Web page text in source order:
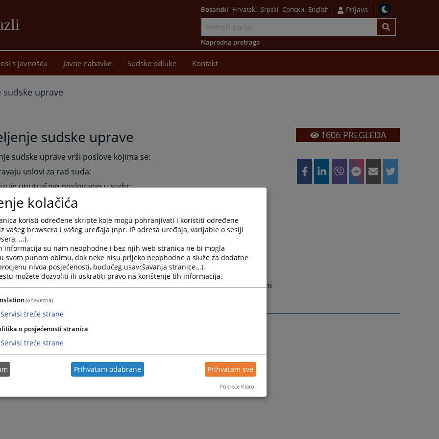
sadržaj
Bosanski Hrvatski Srpski Српски English Prijava
Napredna pretraga
s javnošću Javne nabavke Sudske odluke Kontakt
uprave
sudske uprave
sudske uprave vrši poslove kojima se:
uslovi za rad suda;
unutrašnje poslovanje u sudu;
se poslovi u sudu vrše uredno i na vrijeme;
poslovi u vezi sa ostvarivanjem prava i dužnosti državnih službenika i
iz radnog odnosa;
vođenje sudske statistike;
sa stalnim sudskim tumačima i vještacima;
izvršenja krivičnih sankcija
praćenja i proučavanja sudske prakse kao i drugi poslovi propisani
i drugim općim aktima.
1606PREGLEDA
kolačića
koristi određene skripte koje mogu pohranjivati i koristiti određene
vašeg browsera i vašeg uređaja (npr. IP adresa uređaja, varijable o sesiji
...).
informacija su nam neophodne i bez njih web stranica ne bi mogla
svom punom obimu, dok neke nisu prijeko neophodne a služe za dodatne
nivoa posjećenosti, budućeg usavršavanja stranice...).
možete dozvoliti ili uskratiti pravo na korištenje tih informacija.
(obavezna)
Servisi treće strane
o posjećenosti stranica
Servisi treće strane
Prihvatam odabrane Prihvatam sve
Pokreće Klaro!